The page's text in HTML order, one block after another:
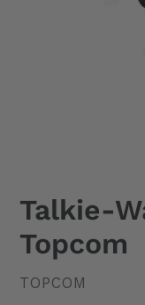
Talkie-
Topcom
DISTRIBUTEUR
TOPCOM